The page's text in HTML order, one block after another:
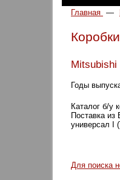
Главная —
Mitsubishi
Годы
Каталог б/у
Поставка
универсал I
Для поиска